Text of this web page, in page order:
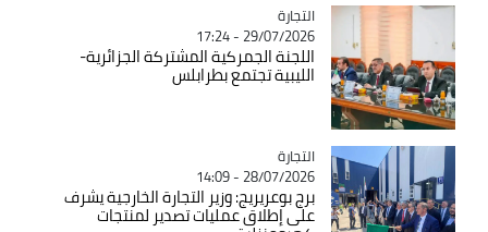
Catégorie
التجارة
29/07/2026 - 17:24
اللجنة الجمركية المشتركة الجزائرية-
الليبية تجتمع بطرابلس
Catégorie
التجارة
28/07/2026 - 14:09
برج بوعريريج: وزير التجارة الخارجية يشرف
على إطلاق عمليات تصدير لمنتجات